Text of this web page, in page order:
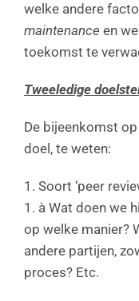
welke andere
maintenance en
toekomst te
Tweeledige
De bijeenkomst
doel, te weten:
Soort ‘peer
à Wat doen we
op welke manier?
andere partijen,
proces? Etc.